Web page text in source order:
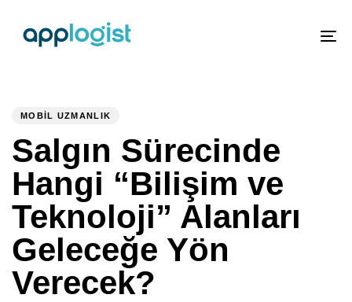
MOBIL UZMANLIK
Salgın Sürecinde
Hangi “Bilişim ve
Teknoloji” Alanları
Geleceğe Yön
Verecek?